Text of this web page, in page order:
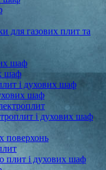
для газових плит та
шаф
шаф
і духових шаф
шаф
і духових шаф
поверхонь
плит і духових шаф